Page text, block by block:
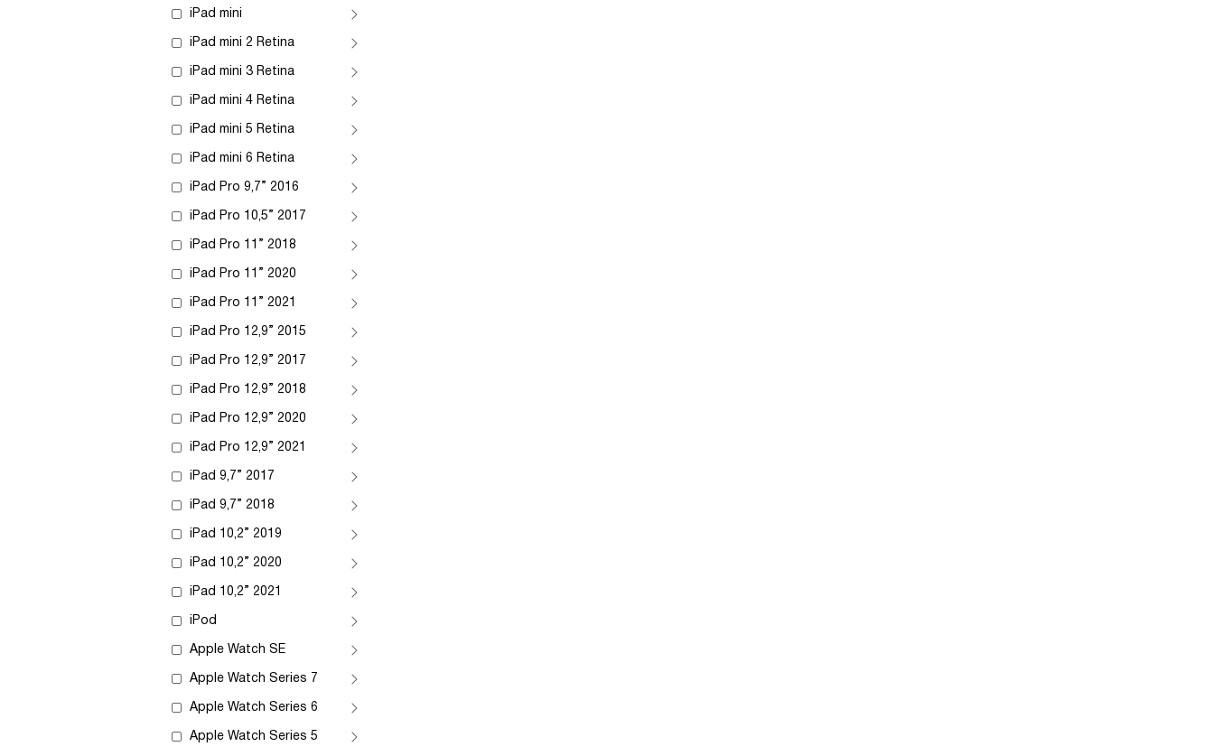
iPad mini
iPad mini 2 Retina
iPad mini 3 Retina
iPad mini 4 Retina
iPad mini 5 Retina
iPad mini 6 Retina
iPad Pro 9,7” 2016
iPad Pro 10,5” 2017
iPad Pro 11” 2018
iPad Pro 11” 2020
iPad Pro 11” 2021
iPad Pro 12,9” 2015
iPad Pro 12,9” 2017
iPad Pro 12,9” 2018
iPad Pro 12,9” 2020
iPad Pro 12,9” 2021
iPad 9,7” 2017
iPad 9,7” 2018
iPad 10,2” 2019
iPad 10,2” 2020
iPad 10,2” 2021
iPod
Apple Watch SE
Apple Watch Series 7
Apple Watch Series 6
Apple Watch Series 5